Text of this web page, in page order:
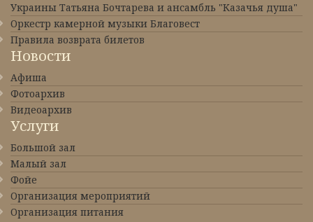
Украины Татьяна Бочтарева и ансамбль "Казачья душа"
Оркестр камерной музыки Благовест
Правила возврата билетов
Новости
Афиша
Фотоархив
Видеоархив
Услуги
Большой зал
Малый зал
Фойе
Организация мероприятий
Организация питания